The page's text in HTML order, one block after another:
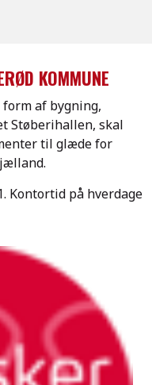
KOMMUNE
af bygning,
Støberihallen, skal
til glæde for
Kontortid på hverdage